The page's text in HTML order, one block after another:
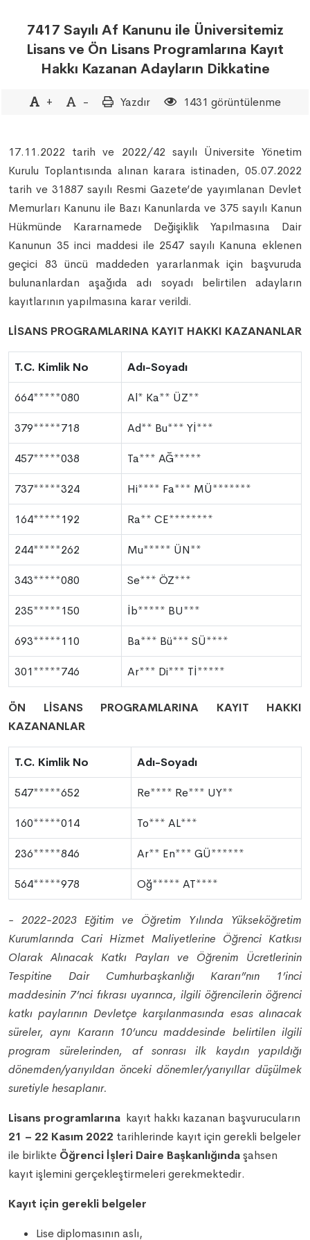
7417 Sayılı Af Kanunu ile Üniversitemiz
Lisans ve Ön Lisans Programlarına Kayıt
Hakkı Kazanan Adayların Dikkatine
+ - Yazdır 1431 görüntülenme
17.11.2022 tarih ve 2022/42 sayılı Üniversite Yönetim
Kurulu Toplantısında alınan karara istinaden, 05.07.2022
tarih ve 31887 sayılı Resmi Gazete’de yayımlanan Devlet
Memurları Kanunu ile Bazı Kanunlarda ve 375 sayılı Kanun
Hükmünde Kararnamede Değişiklik Yapılmasına Dair
Kanunun 35 inci maddesi ile 2547 sayılı Kanuna eklenen
geçici 83 üncü maddeden yararlanmak için başvuruda
bulunanlardan aşağıda adı soyadı belirtilen adayların
kayıtlarının yapılmasına karar verildi.
LİSANS PROGRAMLARINA KAYIT HAKKI KAZANANLAR
T.C. Kimlik No Adı-Soyadı
664*****080 Al* Ka** ÜZ**
379*****718 Ad** Bu*** Yİ***
457*****038 Ta*** AĞ*****
737*****324 Hi**** Fa*** MÜ*******
164*****192 Ra** CE********
244*****262 Mu***** ÜN**
343*****080 Se*** ÖZ***
235*****150 İb***** BU***
693*****110 Ba*** Bü*** SÜ****
301*****746 Ar*** Di*** Tİ*****
ÖN LİSANS PROGRAMLARINA KAYIT HAKKI
KAZANANLAR
T.C. Kimlik No Adı-Soyadı
547*****652 Re**** Re*** UY**
160*****014 To*** AL***
236*****846 Ar** En*** GÜ******
564*****978 Oğ***** AT****
- 2022-2023 Eğitim ve Öğretim Yılında Yükseköğretim
Kurumlarında Cari Hizmet Maliyetlerine Öğrenci Katkısı
Olarak Alınacak Katkı Payları ve Öğrenim Ücretlerinin
Tespitine Dair Cumhurbaşkanlığı Kararı”nın 1’inci
maddesinin 7’nci fıkrası uyarınca, ilgili öğrencilerin öğrenci
katkı paylarının Devletçe karşılanmasında esas alınacak
süreler, aynı Kararın 10’uncu maddesinde belirtilen ilgili
program sürelerinden, af sonrası ilk kaydın yapıldığı
dönemden/yarıyıldan önceki dönemler/yarıyıllar düşülmek
suretiyle hesaplanır.
Lisans programlarına kayıt hakkı kazanan başvurucuların
21 – 22 Kasım 2022 tarihlerinde kayıt için gerekli belgeler
ile birlikte Öğrenci İşleri Daire Başkanlığındaşahsen
kayıt işlemini gerçekleştirmeleri gerekmektedir.
Kayıt için gerekli belgeler
Lise diplomasının aslı,